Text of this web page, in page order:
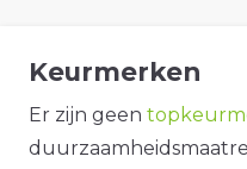
Keurmerken
Er zijn geen